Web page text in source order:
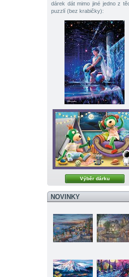
dárek dát mimo jiné jedno z
puzzlí (bez krabičky):
Výběr dárku
NOVINKY